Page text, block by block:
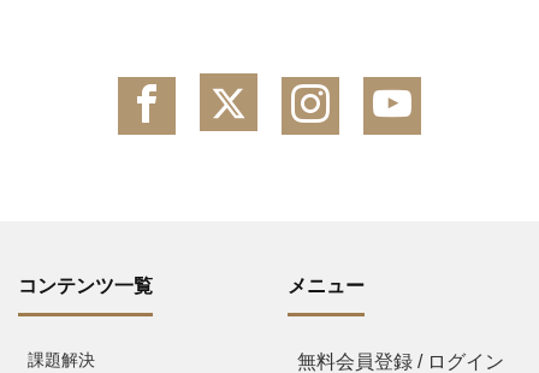
コンテンツ一覧
課題解決
メニュー
無料会員登録 / ログイン